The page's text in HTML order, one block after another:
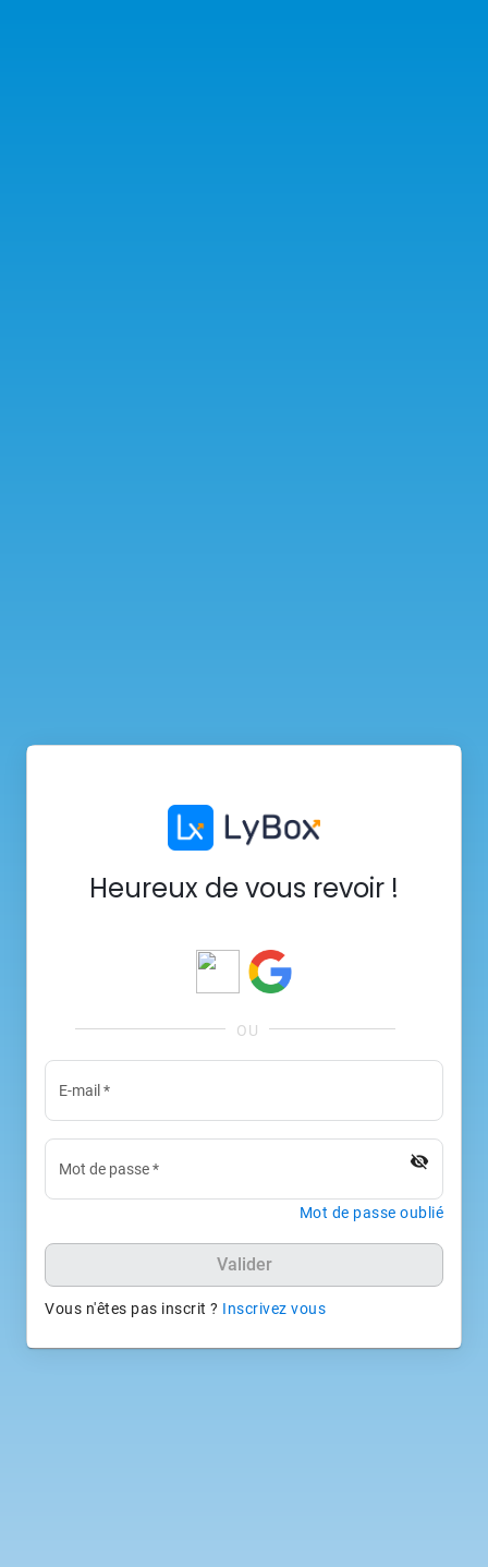
Heureux de vous revoir !
E-mail *
Mot de passe* visibility_off
Mot de passe oublié
Valider
Vous n'êtes pas inscrit ? Inscrivez vous